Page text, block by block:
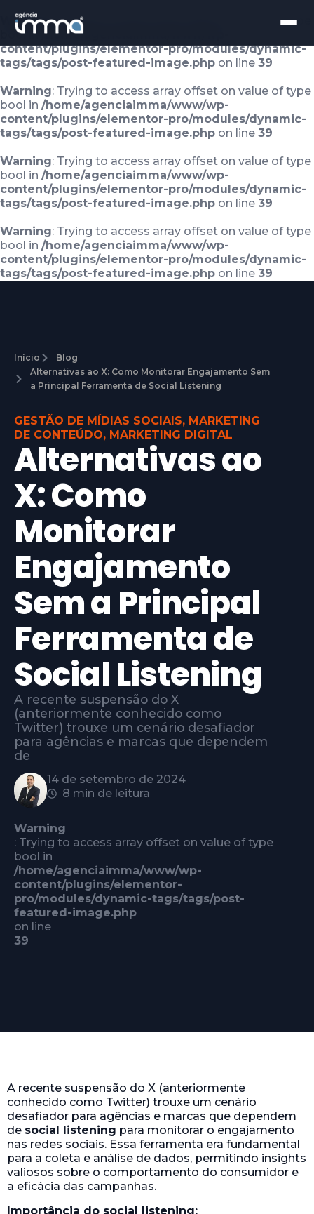
Warning: Trying to access array offset on value of type
bool in /home/agenciaimma/www/wp-
content/plugins/elementor-pro/modules/dynamic-
tags/tags/post-featured-image.php on line 39
Warning: Trying to access array offset on value of type
bool in /home/agenciaimma/www/wp-
content/plugins/elementor-pro/modules/dynamic-
tags/tags/post-featured-image.php on line 39
Warning: Trying to access array offset on value of type
bool in /home/agenciaimma/www/wp-
content/plugins/elementor-pro/modules/dynamic-
tags/tags/post-featured-image.php on line 39
Warning: Trying to access array offset on value of type
bool in /home/agenciaimma/www/wp-
content/plugins/elementor-pro/modules/dynamic-
tags/tags/post-featured-image.php on line 39
Início
Blog
Alternativas ao X: Como Monitorar Engajamento Sem
a Principal Ferramenta de Social Listening
GESTÃO DE MÍDIAS SOCIAIS, MARKETING
DE CONTEÚDO, MARKETING DIGITAL
Alternativas ao
X: Como
Monitorar
Engajamento
Sem a Principal
Ferramenta de
Social Listening
A recente suspensão do X
(anteriormente conhecido como
Twitter) trouxe um cenário desafiador
para agências e marcas que dependem
de
14 de setembro de 2024
8 min de leitura
Warning
: Trying to access array offset on value of type
bool in
/home/agenciaimma/www/wp-
content/plugins/elementor-
pro/modules/dynamic-tags/tags/post-
featured-image.php
on line
39
A recente suspensão do X (anteriormente
conhecido como Twitter) trouxe um cenário
desafiador para agências e marcas que dependem
de social listening para monitorar o engajamento
nas redes sociais. Essa ferramenta era fundamental
para a coleta e análise de dados, permitindo insights
valiosos sobre o comportamento do consumidor e
a eficácia das campanhas.
Importância do social listening: